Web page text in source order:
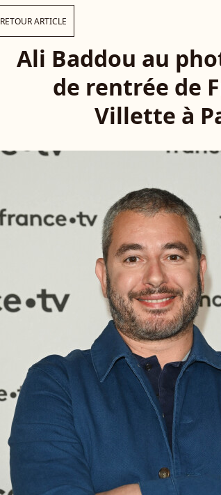
RETOUR ARTICLE
Ali Baddou au
de rentrée de
Villette à